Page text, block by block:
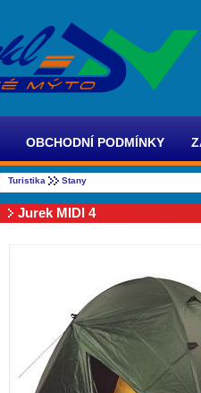
OBCHODNÍ PODMÍNKY
Turistika Stany
Jurek MIDI 4